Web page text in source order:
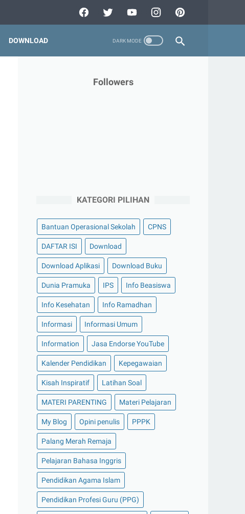
DOWNLOAD
Followers
KATEGORI PILIHAN
Bantuan Operasional Sekolah CPNS
DAFTAR ISI Download
Download Aplikasi Download Buku
Dunia Pramuka IPS Info Beasiswa
Info Kesehatan Info Ramadhan
Informasi Informasi Umum
Information Jasa Endorse YouTube
Kalender Pendidikan Kepegawaian
Kisah Inspiratif Latihan Soal
MATERI PARENTING Materi Pelajaran
My Blog Opini penulis PPPK
Palang Merah Remaja
Pelajaran Bahasa Inggris
Pendidikan Agama Islam
Pendidikan Profesi Guru (PPG)